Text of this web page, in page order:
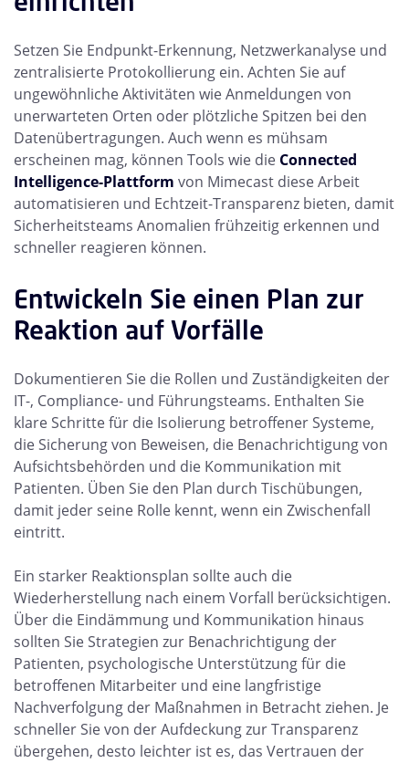
Setzen Sie Endpunkt-Erkennung, Netzwerkanalyse und
zentralisierte Protokollierung ein. Achten Sie auf
ungewöhnliche Aktivitäten wie Anmeldungen von
unerwarteten Orten oder plötzliche Spitzen bei den
Datenübertragungen. Auch wenn es mühsam
erscheinen mag, können Tools wie die Connected
Intelligence-Plattform von Mimecast diese Arbeit
automatisieren und Echtzeit-Transparenz bieten, damit
Sicherheitsteams Anomalien frühzeitig erkennen und
schneller reagieren können.
Entwickeln Sie einen Plan zur
Reaktion auf Vorfälle
Dokumentieren Sie die Rollen und Zuständigkeiten der
IT-, Compliance- und Führungsteams. Enthalten Sie
klare Schritte für die Isolierung betroffener Systeme,
die Sicherung von Beweisen, die Benachrichtigung von
Aufsichtsbehörden und die Kommunikation mit
Patienten. Üben Sie den Plan durch Tischübungen,
damit jeder seine Rolle kennt, wenn ein Zwischenfall
eintritt.
Ein starker Reaktionsplan sollte auch die
Wiederherstellung nach einem Vorfall berücksichtigen.
Über die Eindämmung und Kommunikation hinaus
sollten Sie Strategien zur Benachrichtigung der
Patienten, psychologische Unterstützung für die
betroffenen Mitarbeiter und eine langfristige
Nachverfolgung der Maßnahmen in Betracht ziehen. Je
schneller Sie von der Aufdeckung zur Transparenz
übergehen, desto leichter ist es, das Vertrauen der